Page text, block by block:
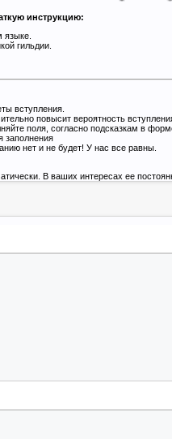
инструкцию:
языке.
гильдии.
вступления.
повысит вероятность
поля, согласно подсказкам в
нет и не будет! У нас все равны.
В ваших интересах ее